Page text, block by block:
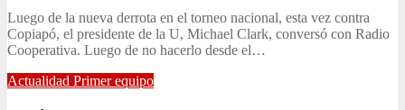
Luego de la nueva derrota en el torneo nacional, esta vez contra
Copiapó, el presidente de la U, Michael Clark, conversó con Radio
Cooperativa. Luego de no hacerlo desde el…
Actualidad Primer equipo